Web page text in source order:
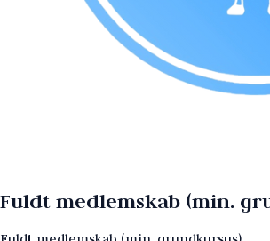
Fuldt medlemskab (min.